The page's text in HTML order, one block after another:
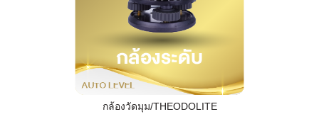
กล้องวัดมุม/THEODOLITE